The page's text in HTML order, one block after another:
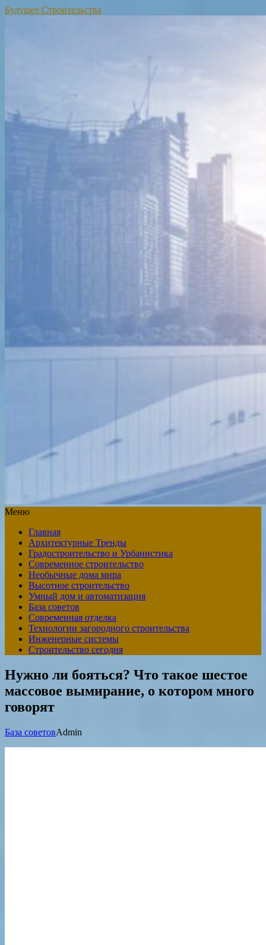
Будущее Строительства
Меню
Главная
Архитектурные Тренды
Градостроительство и Урбанистика
Современное строительство
Необычные дома мира
Высотное строительство
Умный дом и автоматизация
База советов
Современная отделка
Технологии загородного строительства
Инженерные системы
Строительство сегодня
Нужно ли бояться? Что такое шестое
массовое вымирание, о котором много
говорят
База советовAdmin